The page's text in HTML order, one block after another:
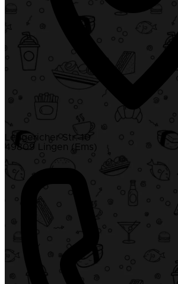
Lengericher Str. 10
49809 Lingen (Ems)